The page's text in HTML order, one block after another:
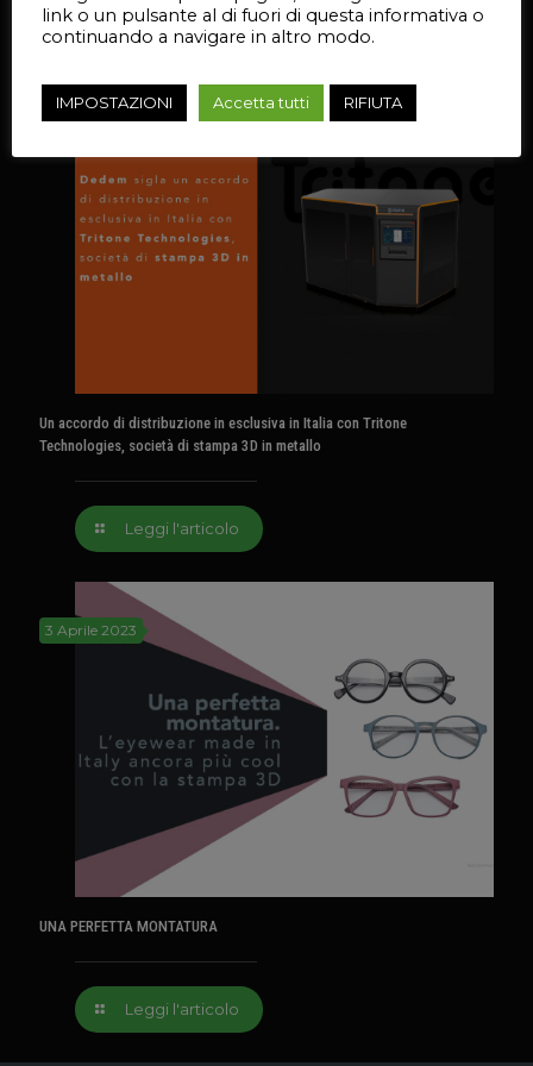
Leggi l'articolo
Un accordo di distribuzione in esclusiva in Italia con Tritone
Technologies, società di stampa 3D in metallo
Leggi l'articolo
3 Aprile 2023
UNA PERFETTA MONTATURA
Leggi l'articolo
link o un pulsante al di fuori di questa informativa o
continuando a navigare in altro modo.
IMPOSTAZIONI Accetta tutti RIFIUTA